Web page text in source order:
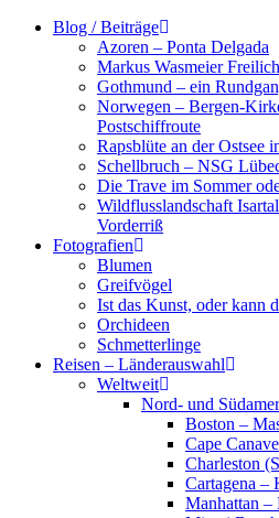
Zum
Blog / Beiträge
Azoren – Ponta Delgada
Markus Wasmeier
Gothmund – ein
Norwegen – Bergen-
Postschiffroute
Rapsblüte an der Ostsee
Schellbruch – NSG
Die Trave im Sommer
Wildflusslandschaft
Vorderriß
Fotografien
Blumen
Greifvögel
Ist das Kunst, oder kann
Orchideen
Schmetterlinge
Reisen – Länderauswahl
Weltweit
Nord- und
Boston –
Cape
Charleston
Cartagena –
Manhattan